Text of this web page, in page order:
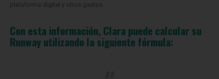
plataforma digital y otros gastos.
Con esta información, Clara puede calcular su
Runway utilizando la siguiente fórmula: